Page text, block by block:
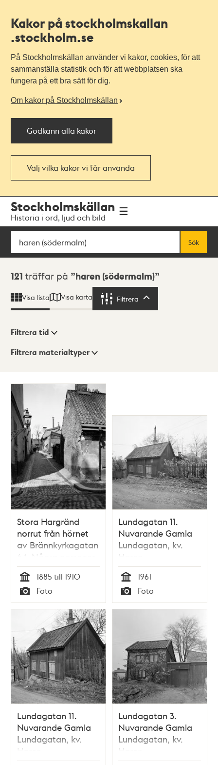
Kakor på stockholmskallan
.stockholm.se
På Stockholmskällan använder vi kakor, cookies, för att
sammanställa statistik och för att webbplatsen ska
fungera på ett bra sätt för dig.
Om kakor på Stockholmskällan
Godkänn alla kakor
Välj vilka kakor vi får använda
navigationen
huvudinnehållet
Stockholmskällan
Historia i ord, ljud och bild
Sök
Sök
Sökresultat
121 träffar på haren (södermalm)
Visa lista Visa karta Filtrera
Visningsläge
Filtrera tid
Filtrera materialtyper
Stora Hargränd
norrut från hörnet
av Brännkyrkagatan
64. Några personer
kommer från
Tavastgatan i
fonden. Dåvarande
kv. Haren Större och
Haren Mindre.
Nuvarande
Brännkyrkagatan 72,
kv. Haren
Tid
1885 till 1910
Typ
Foto
Lundagatan 11.
Nuvarande Gamla
Lundagatan, kv.
Haren
Tid
1961
Typ
Foto
Lundagatan 11.
Nuvarande Gamla
Lundagatan, kv.
Haren
Lundagatan 3.
Nuvarande Gamla
Lundagatan, kv.
Haren